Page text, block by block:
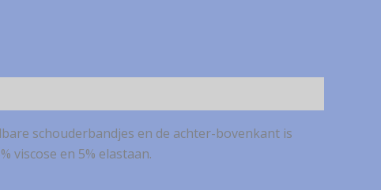
schouderbandjes en de achter-bovenkant is
viscose en 5% elastaan.